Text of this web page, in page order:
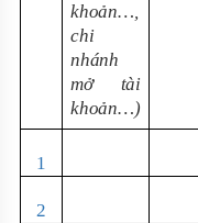
khoản…,
chi
nhánh
mở tài
khoản…)
1
2